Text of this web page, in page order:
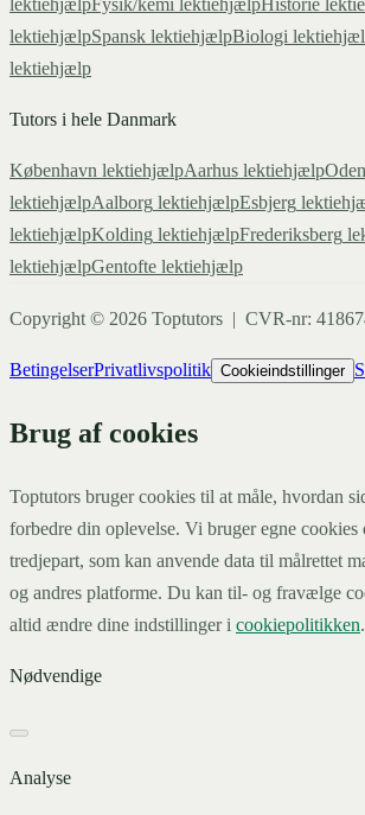
lektiehjælpFysik/kemi lektiehjælpHistorie
lektiehjælpSpansk lektiehjælpBiologi
lektiehjælp
Tutors i hele Danmark
København lektiehjælpAarhus lektiehjælp
lektiehjælpAalborg lektiehjælpEsbjerg
lektiehjælpKolding lektiehjælpFrederiksberg
lektiehjælpGentofte lektiehjælp
Copyright © 2026 Toptutors | CVR-nr:
BetingelserPrivatlivspolitik Cookieindstillinger
Brug af cookies
Toptutors bruger cookies til at måle, hvordan
forbedre din oplevelse. Vi bruger egne cookies
tredjepart, som kan anvende data til målrettet
og andres platforme. Du kan til- og fravælge
altid ændre dine indstillinger i cookiepolitikken.
Nødvendige
Analyse